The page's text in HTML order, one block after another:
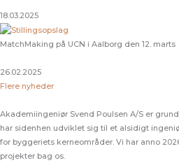
18.03.2025
MatchMaking på UCN i Aalborg den 12. marts
26.02.2025
Flere nyheder
Akademiingeniør Svend Poulsen A/S er
har sidenhen udviklet sig til et alsidigt
for byggeriets kerneområder. Vi har anno
projekter bag os.